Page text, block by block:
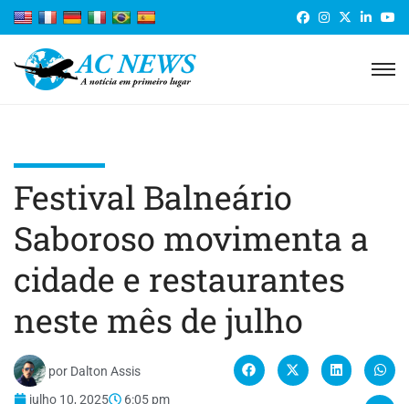
Festival Balneário
Saboroso movimenta a
cidade e restaurantes
neste mês de julho
por Dalton Assis
julho 10, 2025
6:05 pm